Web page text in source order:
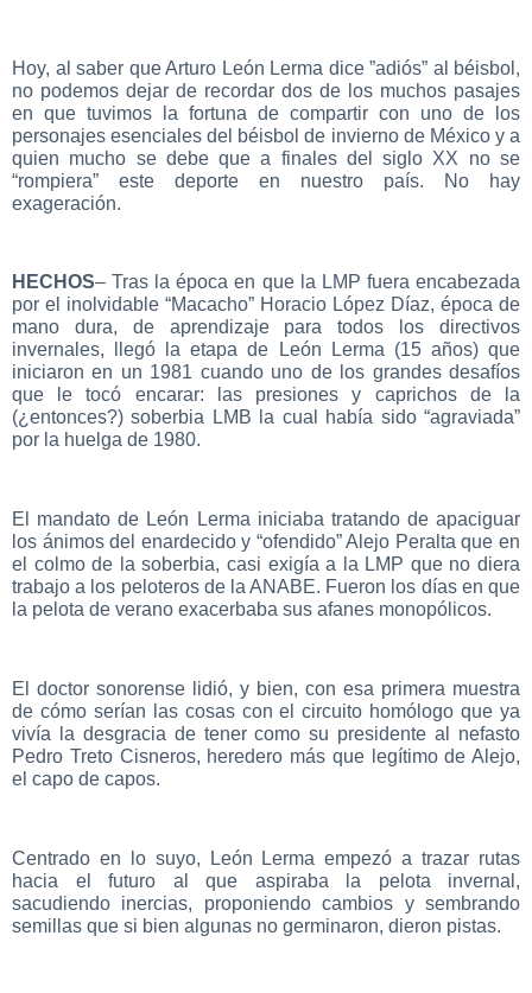
Hoy, al saber que Arturo León Lerma dice ”adiós” al béisbol,
no podemos dejar de recordar dos de los muchos pasajes
en que tuvimos la fortuna de compartir con uno de los
personajes esenciales del béisbol de invierno de México y a
quien mucho se debe que a finales del siglo XX no se
“rompiera” este deporte en nuestro país. No hay
exageración.
HECHOS– Tras la época en que la LMP fuera encabezada
por el inolvidable “Macacho” Horacio López Díaz, época de
mano dura, de aprendizaje para todos los directivos
invernales, llegó la etapa de León Lerma (15 años) que
iniciaron en un 1981 cuando uno de los grandes desafíos
que le tocó encarar: las presiones y caprichos de la
(¿entonces?) soberbia LMB la cual había sido “agraviada”
por la huelga de 1980.
El mandato de León Lerma iniciaba tratando de apaciguar
los ánimos del enardecido y “ofendido” Alejo Peralta que en
el colmo de la soberbia, casi exigía a la LMP que no diera
trabajo a los peloteros de la ANABE. Fueron los días en que
la pelota de verano exacerbaba sus afanes monopólicos.
El doctor sonorense lidió, y bien, con esa primera muestra
de cómo serían las cosas con el circuito homólogo que ya
vivía la desgracia de tener como su presidente al nefasto
Pedro Treto Cisneros, heredero más que legítimo de Alejo,
el capo de capos.
Centrado en lo suyo, León Lerma empezó a trazar rutas
hacia el futuro al que aspiraba la pelota invernal,
sacudiendo inercias, proponiendo cambios y sembrando
semillas que si bien algunas no germinaron, dieron pistas.